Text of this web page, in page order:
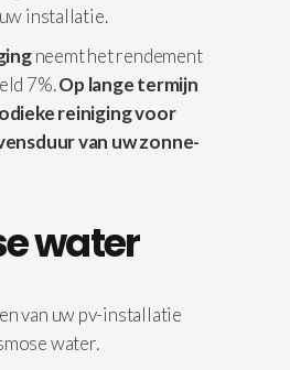
installatie.
neemt het rendement
7%.Op lange termijn
reiniging voor
van uw zonne-
water
van uw pv-installatie
water.